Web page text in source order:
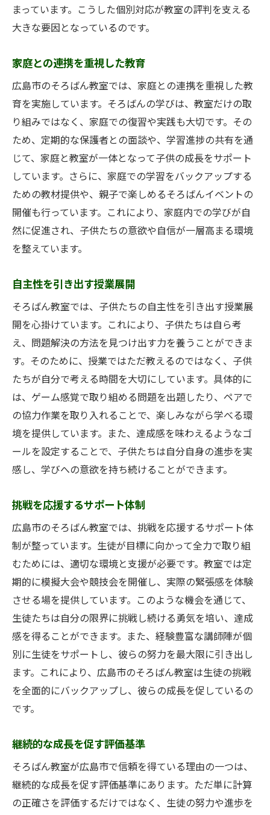
まっています。こうした個別対応が教室の評判を支える
大きな要因となっているのです。
家庭との連携を重視した教育
広島市のそろばん教室では、家庭との連携を重視した教
育を実施しています。そろばんの学びは、教室だけの取
り組みではなく、家庭での復習や実践も大切です。その
ため、定期的な保護者との面談や、学習進捗の共有を通
じて、家庭と教室が一体となって子供の成長をサポート
しています。さらに、家庭での学習をバックアップする
ための教材提供や、親子で楽しめるそろばんイベントの
開催も行っています。これにより、家庭内での学びが自
然に促進され、子供たちの意欲や自信が一層高まる環境
を整えています。
自主性を引き出す授業展開
そろばん教室では、子供たちの自主性を引き出す授業展
開を心掛けています。これにより、子供たちは自ら考
え、問題解決の方法を見つけ出す力を養うことができま
す。そのために、授業ではただ教えるのではなく、子供
たちが自分で考える時間を大切にしています。具体的に
は、ゲーム感覚で取り組める問題を出題したり、ペアで
の協力作業を取り入れることで、楽しみながら学べる環
境を提供しています。また、達成感を味わえるようなゴ
ールを設定することで、子供たちは自分自身の進歩を実
感し、学びへの意欲を持ち続けることができます。
挑戦を応援するサポート体制
広島市のそろばん教室では、挑戦を応援するサポート体
制が整っています。生徒が目標に向かって全力で取り組
むためには、適切な環境と支援が必要です。教室では定
期的に模擬大会や競技会を開催し、実際の緊張感を体験
させる場を提供しています。このような機会を通じて、
生徒たちは自分の限界に挑戦し続ける勇気を培い、達成
感を得ることができます。また、経験豊富な講師陣が個
別に生徒をサポートし、彼らの努力を最大限に引き出し
ます。これにより、広島市のそろばん教室は生徒の挑戦
を全面的にバックアップし、彼らの成長を促しているの
です。
継続的な成長を促す評価基準
そろばん教室が広島市で信頼を得ている理由の一つは、
継続的な成長を促す評価基準にあります。ただ単に計算
の正確さを評価するだけではなく、生徒の努力や進歩を